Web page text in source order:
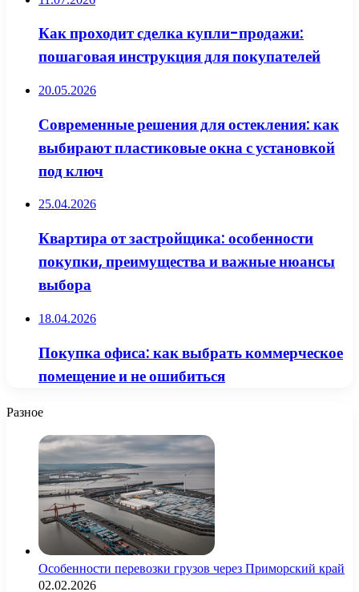
Как проходит сделка купли-продажи:
пошаговая инструкция для покупателей
20.05.2026
Современные решения для остекления: как
выбирают пластиковые окна с установкой
под ключ
25.04.2026
Квартира от застройщика: особенности
покупки, преимущества и важные нюансы
выбора
18.04.2026
Покупка офиса: как выбрать коммерческое
помещение и не ошибиться
Разное
Особенности перевозки грузов через Приморский край
02.02.2026